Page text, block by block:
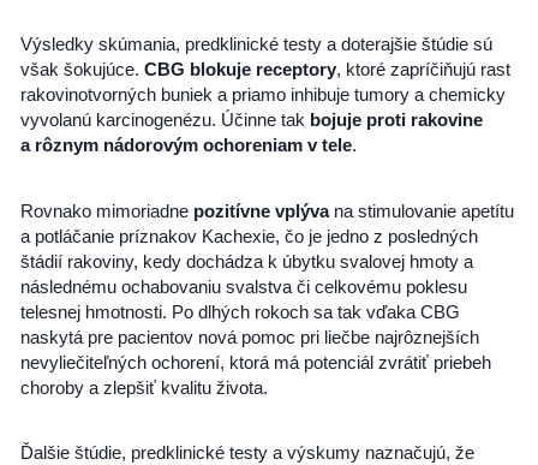
Výsledky skúmania, predklinické testy a doterajšie štúdie sú
však šokujúce. CBG blokuje receptory, ktoré zapríčiňujú rast
rakovinotvorných buniek a priamo inhibuje tumory a chemicky
vyvolanú karcinogenézu. Účinne tak bojuje proti rakovine
a rôznym nádorovým ochoreniam v tele.
Rovnako mimoriadne pozitívne vplývana stimulovanie apetítu
a potláčanie príznakov Kachexie, čo je jedno z posledných
štádií rakoviny, kedy dochádza k úbytku svalovej hmoty a
následnému ochabovaniu svalstva či celkovému poklesu
telesnej hmotnosti. Po dlhých rokoch sa tak vďaka CBG
naskytá pre pacientov nová pomoc pri liečbe najrôznejších
nevyliečiteľných ochorení, ktorá má potenciál zvrátiť priebeh
choroby a zlepšiť kvalitu života.
Ďalšie štúdie, predklinické testy a výskumy naznačujú, že